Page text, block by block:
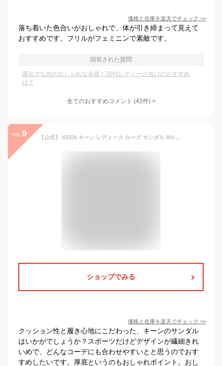
価格と在庫を楽天でチェック >>
落ち着いた色合いがおしゃれで、体が引き締まって見えて
おすすめです。フリルがフェミニンで素敵です。
回答された質問
露出少なめのおしゃれな水着！30代レディース向けのおすすめ
は？
全てのおすすめコメント (42件) >
no. 9 【公式】 KEEN キーン レディース ローズ サンダル ROSE SANDAL 定番 軽量 厚底 歩きやすい アウトドア キャンプ シンプル カジュアル ブラック 黒 スニーカーサンダル
ショップでみる
価格と在庫を楽天でチェック >>
クッション性と履き心地にこだわった、キーンのサンダル
はいかがでしょうか？スポーツだけどデザインが繊細きれ
いめで、どんなコーデにも合わせやすいとと思うのでおす
すめしたいです。厚底というのもおしゃれポイント。おし